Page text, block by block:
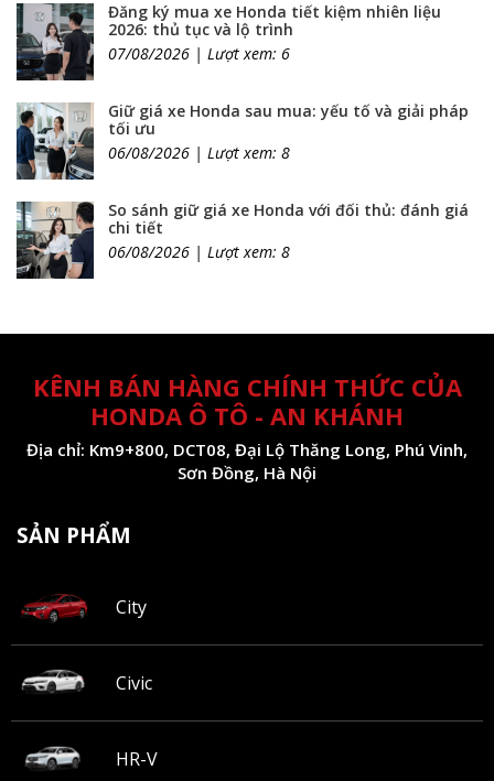
Đăng ký mua xe Honda tiết kiệm nhiên liệu
2026: thủ tục và lộ trình
07/08/2026 | Lượt xem: 6
Giữ giá xe Honda sau mua: yếu tố và giải pháp
tối ưu
06/08/2026 | Lượt xem: 8
So sánh giữ giá xe Honda với đối thủ: đánh giá
chi tiết
06/08/2026 | Lượt xem: 8
KÊNH BÁN HÀNG CHÍNH THỨC CỦA
HONDA Ô TÔ - AN KHÁNH
Địa chỉ: Km9+800, DCT08, Đại Lộ Thăng Long, Phú Vinh,
Sơn Đồng, Hà Nội
SẢN PHẨM
City
Civic
HR-V